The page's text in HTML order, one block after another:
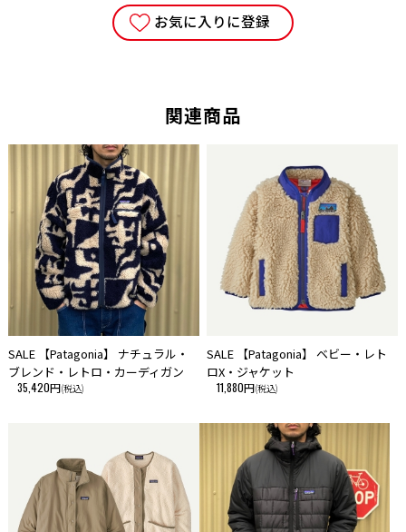
●タンク容量/340ml
●燃料/灯油、またはスターパラフィンオイル
●材質/本体:ガルバナイズドスチール
ざいます。予めご了承下さい。
・当サイトに掲載している商品は、実店舗でも同時に販売しております。
サイトよりご注文を頂いた時点で、まれに実店舗にて完売し欠品の場合が
ございます。 今後の入荷予定を確認して入荷が困難な場合は、誠に勝手
ながらご注文をキャンセルとさせて頂きます。 在庫管理は、できる限り
リアルタイムな更新を心がけておりますが、万一欠品の際はご了承下さ
・こちらの商品は、初期の製品不良以外での返品・交換はお断りさせて頂
いております。あらかじめご了承ください。
お気に入りに登録
関連商品
SALE 【Patagonia】 ナチュラル・
ブレンド・レトロ・カーディガン
35,420円(税込)
SALE 【Patagonia】 ベビー・レト
ロX・ジャケット
11,880円(税込)